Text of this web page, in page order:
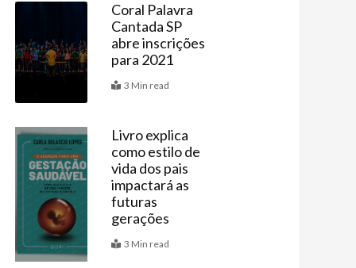
Coral Palavra
Cantada SP
abre inscrições
para 2021
3 Min read
Últimas
Livro explica
como estilo de
vida dos pais
impactará as
futuras
gerações
3 Min read